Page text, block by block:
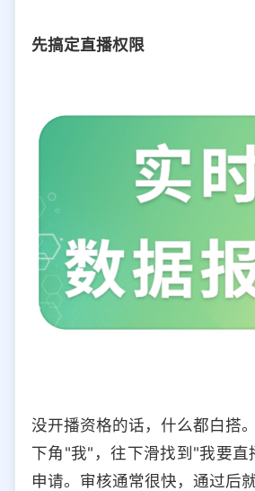
先搞定直播权限
没开播资格的话，什么都白搭
下角"我"，往下滑找到"我要直
申请。审核通常很快，通过后